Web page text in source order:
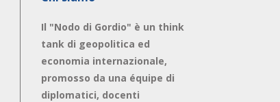
Il "Nodo di Gordio" è un think
tank di geopolitica ed
economia internazionale,
promosso da una équipe di
diplomatici, docenti